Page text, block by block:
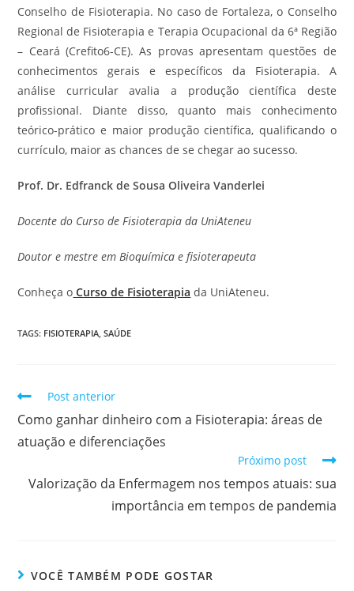
Conselho de Fisioterapia. No caso de Fortaleza, o Conselho
Regional de Fisioterapia e Terapia Ocupacional da 6ª Região
– Ceará (Crefito6-CE). As provas apresentam questões de
conhecimentos gerais e específicos da Fisioterapia. A
análise curricular avalia a produção científica deste
profissional. Diante disso, quanto mais conhecimento
teórico-prático e maior produção científica, qualificando o
currículo, maior as chances de se chegar ao sucesso.
Prof. Dr. Edfranck de Sousa Oliveira Vanderlei
Docente do Curso de Fisioterapia da UniAteneu
Doutor e mestre em Bioquímica e fisioterapeuta
Conheça o Curso de Fisioterapia da UniAteneu.
TAGS: FISIOTERAPIA SAÚDE
Post anterior
Como ganhar dinheiro com a Fisioterapia: áreas de
atuação e diferenciações
Próximo post
Valorização da Enfermagem nos tempos atuais: sua
importância em tempos de pandemia
VOCÊ TAMBÉM PODE GOSTAR